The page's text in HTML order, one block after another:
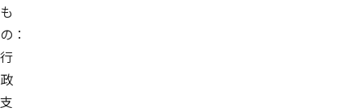
も
の：
行
政
支